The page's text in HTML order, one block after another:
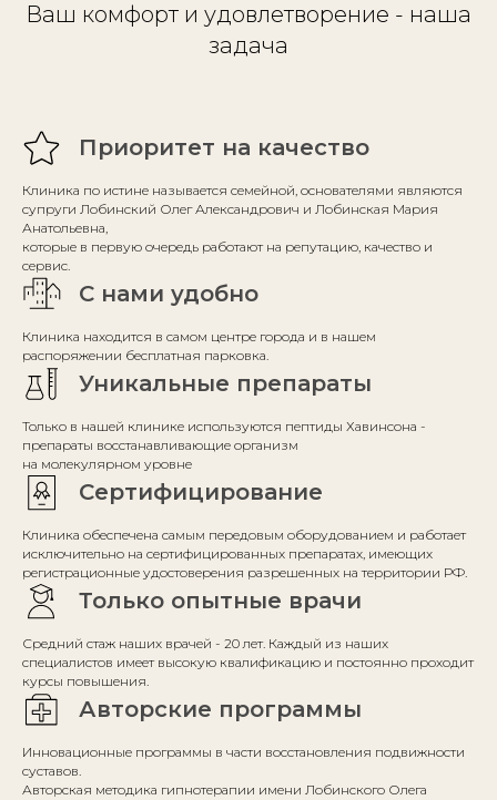
Ваш комфорт и удовлетворение - наша
задача
Приоритет на качество
Клиника по истине называется семейной, основателями являются
супруги Лобинский Олег Александрович и Лобинская Мария
Анатольевна,
которые в первую очередь работают на репутацию, качество и
сервис.
С нами удобно
Клиника находится в самом центре города и в нашем
распоряжении бесплатная парковка.
Уникальные препараты
Только в нашей клинике используются пептиды Хавинсона -
препараты восстанавливающие организм
на молекулярном уровне
Сертифицирование
Клиника обеспечена самым передовым оборудованием и работает
исключительно на сертифицированных препаратах, имеющих
регистрационные удостоверения разрешенных на территории РФ.
Только опытные врачи
Средний стаж наших врачей - 20 лет. Каждый из наших
специалистов имеет высокую квалификацию и постоянно проходит
курсы повышения.
Авторские программы
Инновационные программы в части восстановления подвижности
суставов.
Авторская методика гипнотерапии имени Лобинского Олега